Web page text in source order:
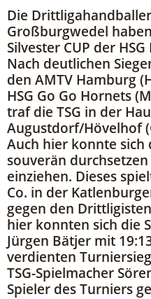
Die
Großburgwedel
Silvester CUP der
Nach deutlichen
den AMTV Hamburg
HSG Go Go Hornets
traf die TSG in der
Augustdorf/Hövelhof
Auch hier konnte sich
souverän
einziehen. Dieses
Co. in der
gegen den
hier konnten sich die
Jürgen Bätjer mit
verdienten
TSG-Spielmacher
Spieler des Turniers